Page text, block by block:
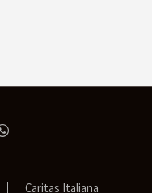
Caritas Italiana